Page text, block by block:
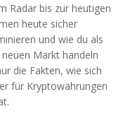
Radar bis zur heutigen
heute sicher
und wie du als
Markt handeln
die Fakten, wie sich
für Kryptowährungen